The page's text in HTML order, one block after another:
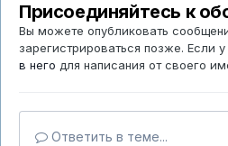
Присоединяйтесь к
Вы можете опубликовать
зарегистрироваться позже. Если у
в него для написания от своего
Ответить в теме...